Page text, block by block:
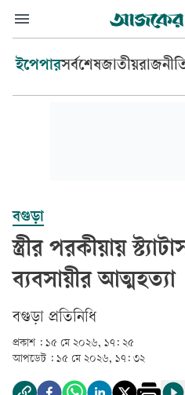
ইপেপারসর্বশেষজাতীয়
বগুড়া
স্ত্রীর পরকীয়ায়
ব্যবসায়ীর আত্মহত্যা
বগুড়া প্রতিনিধি
প্রকাশ : ১৫ মে ২০২৬, ১৭: ২৫
আপডেট : ১৫ মে ২০২৬, ১৭: ৩২